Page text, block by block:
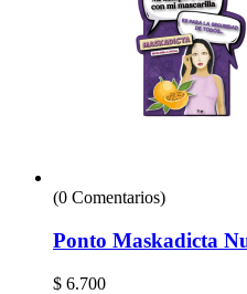
(0 Comentarios)
Ponto Maskadicta
$ 6.700